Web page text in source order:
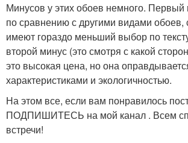
Минусов у этих обоев немного. Первый
по сравнению с другими видами обоев,
имеют гораздо меньший выбор по
второй минус (это смотря с какой
это высокая цена, но она
характеристиками и экологичностью.
На этом все, если вам понравилось
ПОДПИШИТЕСЬ на мой канал . Всем
встречи!